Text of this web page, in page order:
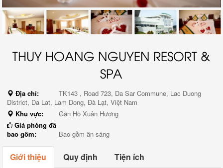
THUY HOANG NGUYEN RESORT &
SPA
Địa chỉ:
TK143 , Road 723, Da Sar Commune, Lac Duong
District, Da Lat, Lam Dong, Đà Lạt, Việt Nam
Khu vực:
Gần Hồ Xuân Hương
Giá phòng đã
bao gồm:
Bao gồm ăn sáng
Giới thiệu Quy định Tiện ích